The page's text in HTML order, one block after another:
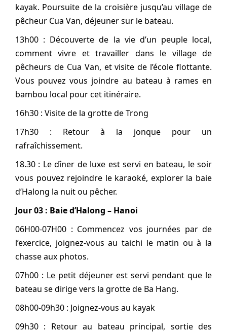
kayak. Poursuite de la croisière jusqu’au village de
pêcheur Cua Van, déjeuner sur le bateau.
13h00 : Découverte de la vie d’un peuple local,
comment vivre et travailler dans le village de
pêcheurs de Cua Van, et visite de l’école flottante.
Vous pouvez vous joindre au bateau à rames en
bambou local pour cet itinéraire.
16h30 : Visite de la grotte de Trong
17h30 : Retour à la jonque pour un
rafraîchissement.
18.30 : Le dîner de luxe est servi en bateau, le soir
vous pouvez rejoindre le karaoké, explorer la baie
d’Halong la nuit ou pêcher.
Jour 03 : Baie d’Halong – Hanoi
06H00-07H00 : Commencez vos journées par de
l’exercice, joignez-vous au taichi le matin ou à la
chasse aux photos.
07h00 : Le petit déjeuner est servi pendant que le
bateau se dirige vers la grotte de Ba Hang.
08h00-09h30 : Joignez-vous au kayak
09h30 : Retour au bateau principal, sortie des